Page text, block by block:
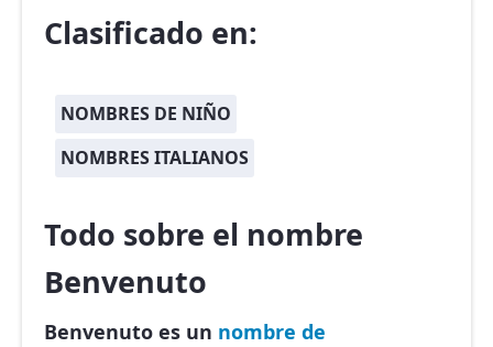
Clasificado en:
NOMBRES DE NIÑO
NOMBRES ITALIANOS
Todo sobre el nombre
Benvenuto
Benvenuto es un nombre de